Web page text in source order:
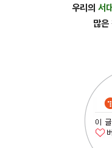
우리의 서
많